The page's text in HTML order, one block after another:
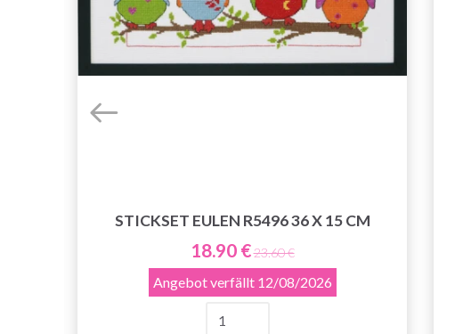
STICKSET EULEN R5496 36 X 15 CM
18.90 €23.60 €
Angebot verfällt 12/08/2026